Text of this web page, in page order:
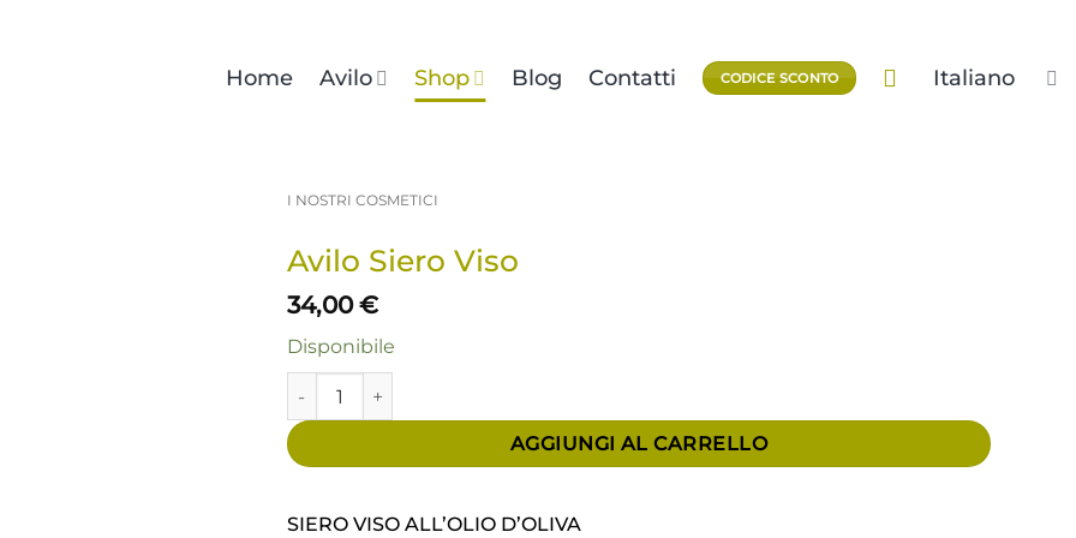
Home Avilo Shop Blog Contatti CODICE SCONTO Italiano
I NOSTRI COSMETICI
Avilo Siero Viso
34,00€
Disponibile
Avilo Siero Viso quantità
AGGIUNGI AL CARRELLO
SIERO VISO ALL’OLIO D’OLIVA